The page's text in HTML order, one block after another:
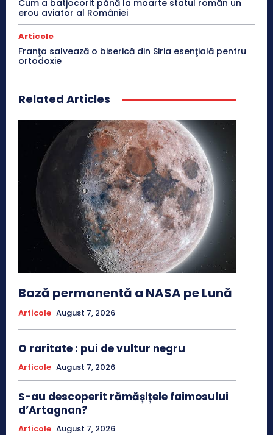
Cum a batjocorit până la moarte statul român un
erou aviator al României
Articole
Franţa salvează o biserică din Siria esenţială pentru
ortodoxie
Related Articles
Bază permanentă a NASA pe Lună
Articole August 7, 2026
O raritate : pui de vultur negru
Articole August 7, 2026
S-au descoperit rămășițele faimosului
d’Artagnan?
Articole August 7, 2026